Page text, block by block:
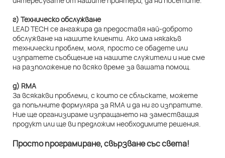
г) Техническо обслужване
LEAD TECH се ангажира да предоставя най-доброто
обслужване на нашите клиенти. Ако има някакъв
технически проблем, моля, просто се обадете или
изпратете съобщение на нашите служители и ние сме
на разположение по всяко време за вашата помощ.
д) RMA
За всякакви проблеми, с които се сблъскате, можете
да попълните формуляра за RMA и да ни го изпратите.
Ние ще организираме изпращането на заместващия
продукт или ще ви предложим необходимите решения.
Просто програмиране, свързване със света!